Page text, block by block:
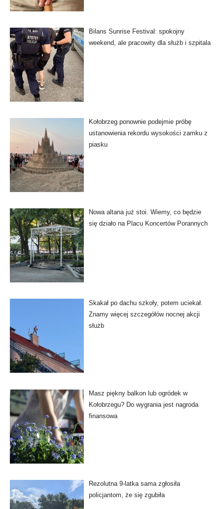
Bilans Sunrise Festival: spokojny
weekend, ale pracowity dla służb i szpitala
Kołobrzeg ponownie podejmie próbę
ustanowienia rekordu wysokości zamku z
piasku
Nowa altana już stoi. Wiemy, co będzie
się działo na Placu Koncertów Porannych
Skakał po dachu szkoły, potem uciekał.
Znamy więcej szczegółów nocnej akcji
służb
Masz piękny balkon lub ogródek w
Kołobrzegu? Do wygrania jest nagroda
finansowa
Rezolutna 9-latka sama zgłosiła
policjantom, że się zgubiła